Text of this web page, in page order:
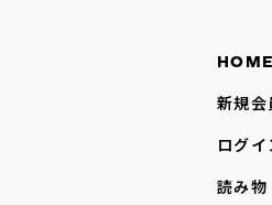
HOME
新規会
ログイ
読み物